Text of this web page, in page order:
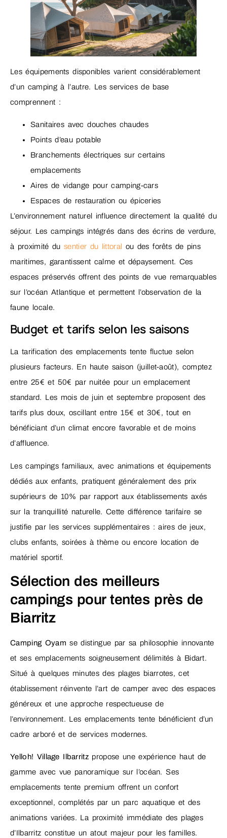
Les équipements disponibles varient considérablement
d’un camping à l’autre. Les services de base
comprennent :
Sanitaires avec douches chaudes
Points d’eau potable
Branchements électriques sur certains
emplacements
Aires de vidange pour camping-cars
Espaces de restauration ou épiceries
L’environnement naturel influence directement la qualité du
séjour. Les campings intégrés dans des écrins de verdure,
à proximité dusentier du littoral ou des forêts de pins
maritimes, garantissent calme et dépaysement. Ces
espaces préservés offrent des points de vue remarquables
sur l’océan Atlantique et permettent l’observation de la
faune locale.
Budget et tarifs selon les saisons
La tarification des emplacements tente fluctue selon
plusieurs facteurs. En haute saison (juillet-août), comptez
entre 25€ et 50€ par nuitée pour un emplacement
standard. Les mois de juin et septembre proposent des
tarifs plus doux, oscillant entre 15€ et 30€, tout en
bénéficiant d’un climat encore favorable et de moins
d’affluence.
Les campings familiaux, avec animations et équipements
dédiés aux enfants, pratiquent généralement des prix
supérieurs de 10% par rapport aux établissements axés
sur la tranquillité naturelle. Cette différence tarifaire se
justifie par les services supplémentaires : aires de jeux,
clubs enfants, soirées à thème ou encore location de
matériel sportif.
Sélection des meilleurs
campings pour tentes près de
Biarritz
Camping Oyam se distingue par sa philosophie innovante
et ses emplacements soigneusement délimités à Bidart.
Situé à quelques minutes des plages biarrotes, cet
établissement réinvente l’art de camper avec des espaces
généreux et une approche respectueuse de
l’environnement. Les emplacements tente bénéficient d’un
cadre arboré et de services modernes.
Yelloh! Village Ilbarritzpropose une expérience haut de
gamme avec vue panoramique sur l’océan. Ses
emplacements tente premium offrent un confort
exceptionnel, complétés par un parc aquatique et des
animations variées. La proximité immédiate des plages
d’Ilbarritz constitue un atout majeur pour les familles.